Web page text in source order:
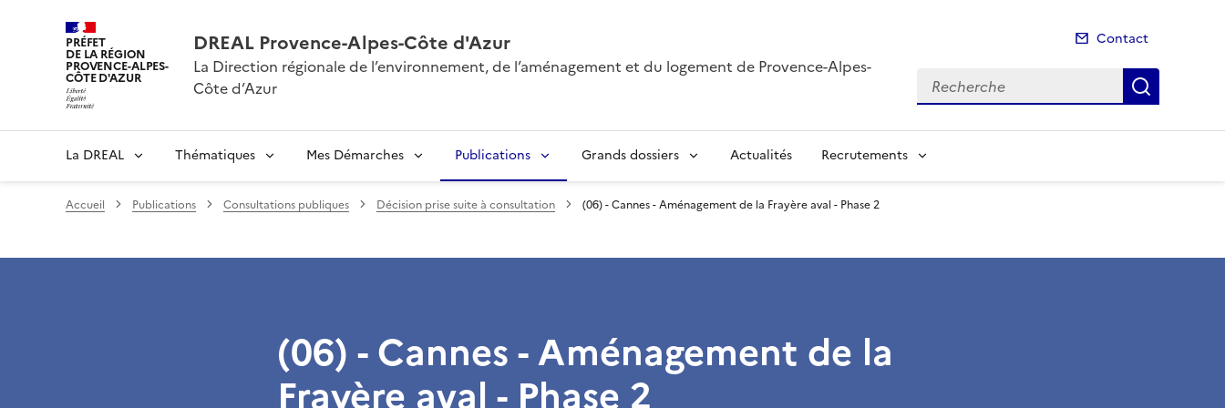
PRÉFET
DE LA RÉGION
PROVENCE-ALPES-
CÔTE D'AZUR
DREAL Provence-Alpes-Côte d'Azur
La Direction régionale de l’environnement, de l’aménagement et du logement de Provence-Alpes-
Côte d’Azur
Contact
Recherche
La DREAL Thématiques Mes Démarches Publications Grands dossiers Actualités Recrutements
Accueil Publications Consultations publiques Décision prise suite à consultation (06) - Cannes - Aménagement de la Frayère aval - Phase 2
(06) - Cannes - Aménagement de la
Frayère aval - Phase 2